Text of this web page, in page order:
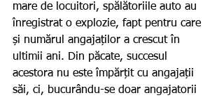
mare de locuitori, spălătoriile auto au
înregistrat o explozie, fapt pentru care
și numărul angajaților a crescut în
ultimii ani. Din păcate, succesul
acestora nu este împărțit cu angajații
săi, ci, bucurându-se doar angajatorii